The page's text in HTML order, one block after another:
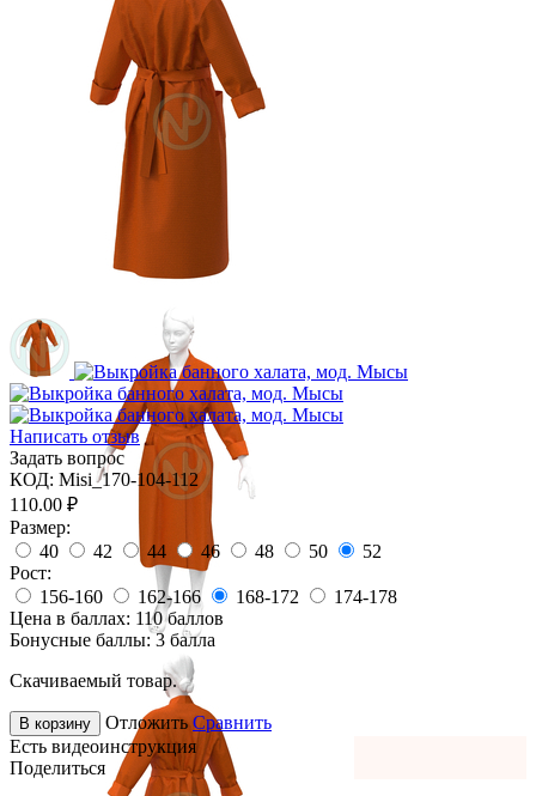
Написать отзыв
Задать вопрос
КОД: Misi_170-104-112
110.00 ₽
Размер:
40
42 44 46 48 50
52
Рост:
156-160
162-166 168-172
174-178
Цена в баллах: 110 баллов
Бонусные баллы: 3 балла
Скачиваемый товар.
В корзину Отложить Сравнить
Есть видеоинструкция
Поделиться